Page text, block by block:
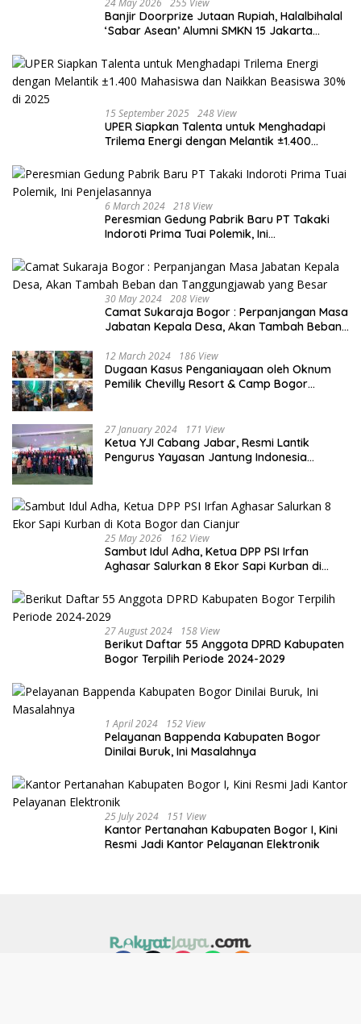
24 May 2026 255 View
Banjir Doorprize Jutaan Rupiah, Halalbihalal
‘Sabar Asean’ Alumni SMKN 15 Jakarta
15 September 2025 248 View
UPER Siapkan Talenta untuk Menghadapi
Trilema Energi dengan Melantik ±1.400
2025
6 March 2024 218 View
Peresmian Gedung Pabrik Baru PT Takaki
Indoroti Prima Tuai Polemik, Ini
30 May 2024 208 View
Camat Sukaraja Bogor : Perpanjangan Masa
Jabatan Kepala Desa, Akan Tambah Beban
12 March 2024 186 View
Dugaan Kasus Penganiayaan oleh Oknum
Pemilik Chevilly Resort & Camp Bogor
27 January 2024 171 View
Ketua YJI Cabang Jabar, Resmi Lantik
Pengurus Yayasan Jantung Indonesia
25 May 2026 162 View
Sambut Idul Adha, Ketua DPP PSI Irfan
Aghasar Salurkan 8 Ekor Sapi Kurban di
27 August 2024 158 View
Berikut Daftar 55 Anggota DPRD Kabupaten
Bogor Terpilih Periode 2024-2029
1 April 2024 152 View
Pelayanan Bappenda Kabupaten Bogor
Dinilai Buruk, Ini Masalahnya
25 July 2024 151 View
Kantor Pertanahan Kabupaten Bogor I, Kini
Resmi Jadi Kantor Pelayanan Elektronik